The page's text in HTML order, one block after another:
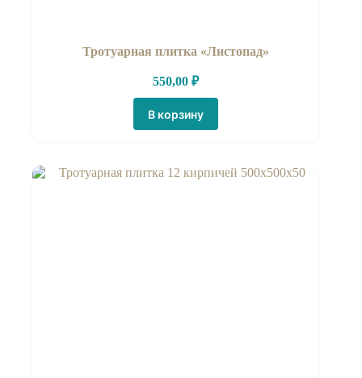
Тротуарная плитка «Листопад»
550,00 ₽
В корзину